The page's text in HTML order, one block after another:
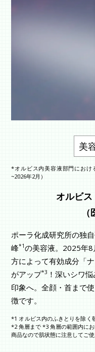
美
*オルビス内美容液部門におけ
~2026年2月）
オルビ
ポーラ化成研究所の独
峰*1の美容液。2025年
方によって有効成分「
がアップ*3 ！深いシワ
印象へ。全顔・首まで
徴です。
*1 オルビス内のふきとりを除く
*2 角層まで *3 角層の範囲内に
商品なので肌状態に注意してご